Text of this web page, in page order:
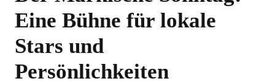
Eine Bühne für lokale
Stars und
Persönlichkeiten